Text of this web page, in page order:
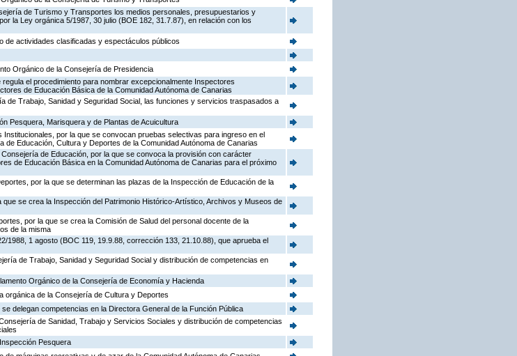
de Turismo y Transportes los medios personales, presupuestarios y
la Ley orgánica 5/1987, 30 julio (BOE 182, 31.7.87), en relación con los
de actividades clasificadas y espectáculos públicos
Orgánico de la Consejería de Presidencia
el procedimiento para nombrar excepcionalmente Inspectores
de Educación Básica de la Comunidad Autónoma de Canarias
de Trabajo, Sanidad y Seguridad Social, las funciones y servicios traspasados a
Pesquera, Marisquera y de Plantas de Acuicultura
por la que se convocan pruebas selectivas para ingreso en el
Educación, Cultura y Deportes de la Comunidad Autónoma de Canarias
de Educación, por la que se convoca la provisión con carácter
de Educación Básica en la Comunidad Autónoma de Canarias para el próximo
por la que se determinan las plazas de la Inspección de Educación de la
se crea la Inspección del Patrimonio Histórico-Artístico, Archivos y Museos de
por la que se crea la Comisión de Salud del personal docente de la
de la misma
1988, 1 agosto (BOC 119, 19.9.88, corrección 133, 21.10.88), que aprueba el
de Trabajo, Sanidad y Seguridad Social y distribución de competencias en
Orgánico de la Consejería de Economía y Hacienda
orgánica de la Consejería de Cultura y Deportes
delegan competencias en la Directora General de la Función Pública
de Sanidad, Trabajo y Servicios Sociales y distribución de competencias
Pesquera